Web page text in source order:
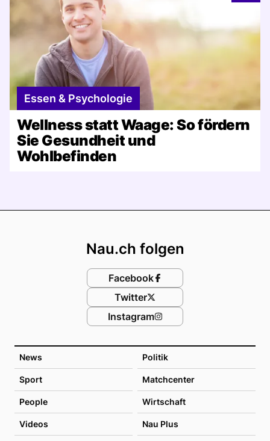
Essen & Psychologie
Wellness statt Waage: So fördern
Sie Gesundheit und
Wohlbefinden
News Politik
Sport Matchcenter
People Wirtschaft
Videos Nau Plus
Nau.ch folgen
Facebook
Twitter
Instagram